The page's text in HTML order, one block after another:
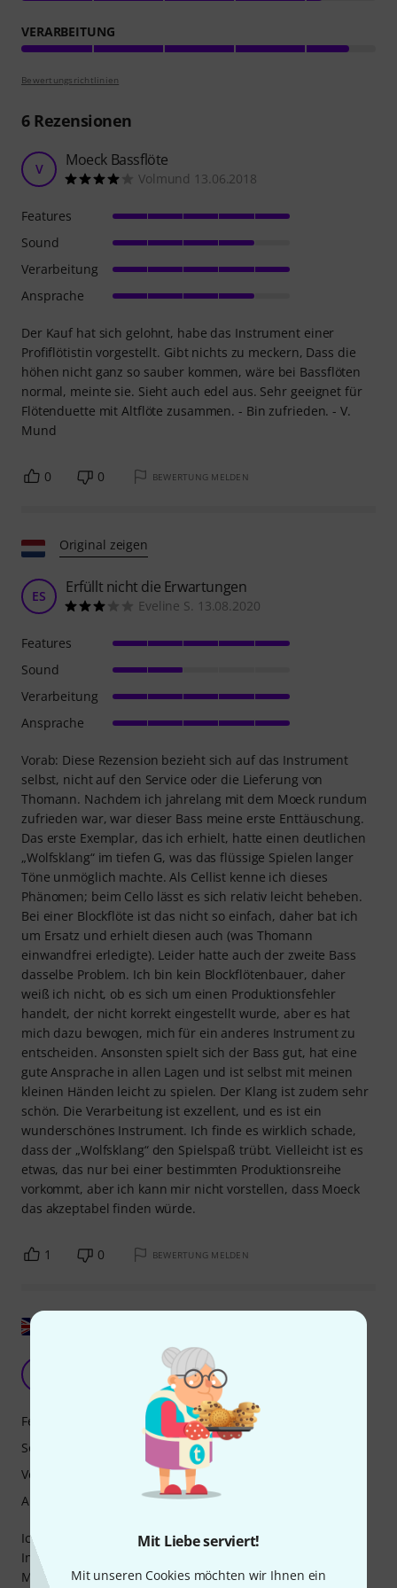
Mit Liebe serviert!
Mit unseren Cookies möchten wir Ihnen ein
VERARBEITUNG
Bewertungsrichtlinien
6Rezensionen
V Moeck Bassflöte
Volmund 13.06.2018
Der Kauf hat sich gelohnt, habe das Instrument einer
Profiflötistin vorgestellt. Gibt nichts zu meckern, Dass die
höhen nicht ganz so sauber kommen, wäre bei Bassflöten
normal, meinte sie. Sieht auch edel aus. Sehr geeignet für
Flötenduette mit Altflöte zusammen. - Bin zufrieden. - V.
Mund
Features
Sound
Verarbeitung
Ansprache
0 0 BEWERTUNG MELDEN
Original zeigen
ES Erfüllt nicht die Erwartungen
Eveline S. 13.08.2020
Vorab: Diese Rezension bezieht sich auf das Instrument
selbst, nicht auf den Service oder die Lieferung von
Thomann. Nachdem ich jahrelang mit dem Moeck rundum
zufrieden war, war dieser Bass meine erste Enttäuschung.
Das erste Exemplar, das ich erhielt, hatte einen deutlichen
„Wolfsklang“ im tiefen G, was das flüssige Spielen langer
Töne unmöglich machte. Als Cellist kenne ich dieses
Phänomen; beim Cello lässt es sich relativ leicht beheben.
Bei einer Blockflöte ist das nicht so einfach, daher bat ich
um Ersatz und erhielt diesen auch (was Thomann
einwandfrei erledigte). Leider hatte auch der zweite Bass
dasselbe Problem. Ich bin kein Blockflötenbauer, daher
weiß ich nicht, ob es sich um einen Produktionsfehler
handelt, der nicht korrekt eingestellt wurde, aber es hat
mich dazu bewogen, mich für ein anderes Instrument zu
entscheiden. Ansonsten spielt sich der Bass gut, hat eine
gute Ansprache in allen Lagen und ist selbst mit meinen
kleinen Händen leicht zu spielen. Der Klang ist zudem sehr
schön. Die Verarbeitung ist exzellent, und es ist ein
wunderschönes Instrument. Ich finde es wirklich schade,
dass der „Wolfsklang“ den Spielspaß trübt. Vielleicht ist es
etwas, das nur bei einer bestimmten Produktionsreihe
vorkommt, aber ich kann mir nicht vorstellen, dass Moeck
das akzeptabel finden würde.
Features
Sound
Verarbeitung
Ansprache
1 0 BEWERTUNG MELDEN
Evan B. 16.06.2022
Ich hätte auf die anderen, kritischen Rezensionen dieses
Instruments hören und das zusätzliche Geld für eine
Mollenhaur Denner Bassettblockflöte ausgeben sollen. Ich
Features
Sound
Verarbeitung
Ansprache